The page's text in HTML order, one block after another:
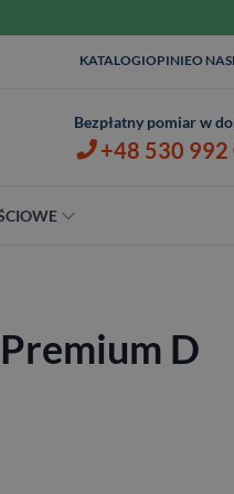
OPIEKA SERWISOWA AŻ
KATALOGIOPINIEO NAS
Bezpłatny pomiar w
+48 530 992
90 cm
D